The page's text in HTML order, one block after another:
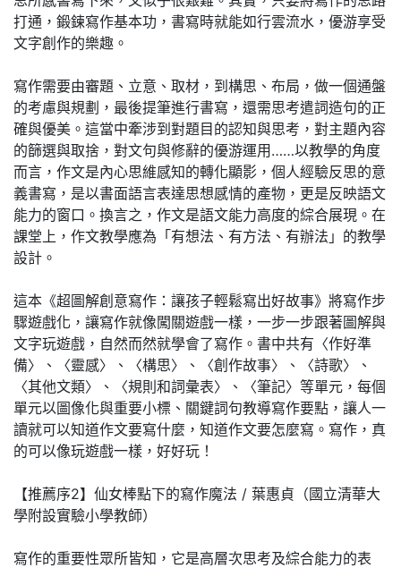
打通，鍛鍊寫作基本功，書寫時就能如行雲流水，優游享受
文字創作的樂趣。
寫作需要由審題、立意、取材，到構思、布局，做一個通盤
的考慮與規劃，最後提筆進行書寫，還需思考遣詞造句的正
確與優美。這當中牽涉到對題目的認知與思考，對主題內容
的篩選與取捨，對文句與修辭的優游運用……以教學的角度
而言，作文是內心思維感知的轉化顯影，個人經驗反思的意
義書寫，是以書面語言表達思想感情的產物，更是反映語文
能力的窗口。換言之，作文是語文能力高度的綜合展現。在
課堂上，作文教學應為「有想法、有方法、有辦法」的教學
設計。
這本《超圖解創意寫作：讓孩子輕鬆寫出好故事》將寫作步
驟遊戲化，讓寫作就像闖關遊戲一樣，一步一步跟著圖解與
文字玩遊戲，自然而然就學會了寫作。書中共有〈作好準
備〉、〈靈感〉、〈構思〉、〈創作故事〉、〈詩歌〉、
〈其他文類〉、〈規則和詞彙表〉、〈筆記〉等單元，每個
單元以圖像化與重要小標、關鍵詞句教導寫作要點，讓人一
讀就可以知道作文要寫什麼，知道作文要怎麼寫。寫作，真
的可以像玩遊戲一樣，好好玩！
【推薦序2】仙女棒點下的寫作魔法 / 葉惠貞（國立清華大
學附設實驗小學教師）
寫作的重要性眾所皆知，它是高層次思考及綜合能力的表